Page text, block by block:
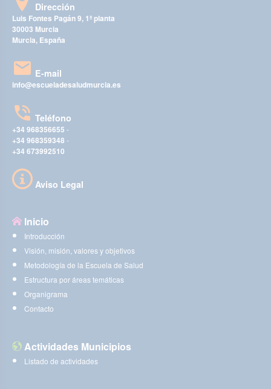
Dirección
Luis Fontes Pagán 9, 1ª planta
30003 Murcia
Murcia, España
E-mail
info@escueladesaludmurcia.es
Teléfono
+34 968356655 -
+34 968359348 -
+34 673992510
Aviso Legal
Inicio
Introducción
Visión, misión, valores y objetivos
Metodología de la Escuela de Salud
Estructura por áreas temáticas
Organigrama
Contacto
Actividades Municipios
Listado de actividades